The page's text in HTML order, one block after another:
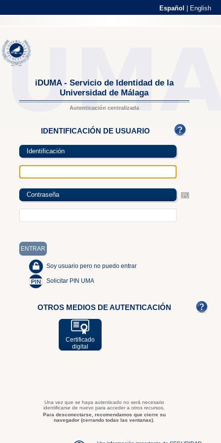
Español English
iDUMA - Servicio de Identidad de la
Universidad de Málaga
Autenticación centralizada
IDENTIFICACIÓN DE USUARIO
Identificación
Contraseña
Soy usuario pero no puedo entrar
Solicitar PIN UMA
OTROS MEDIOS DE AUTENTICACIÓN
Certificado
digital
Una vez que se haya autenticado no será necesario
identificarse de nuevo para acceder a otros recursos.
Para desconectarse, recomendamos que cierre su
navegador (cerrando todas las ventanas).